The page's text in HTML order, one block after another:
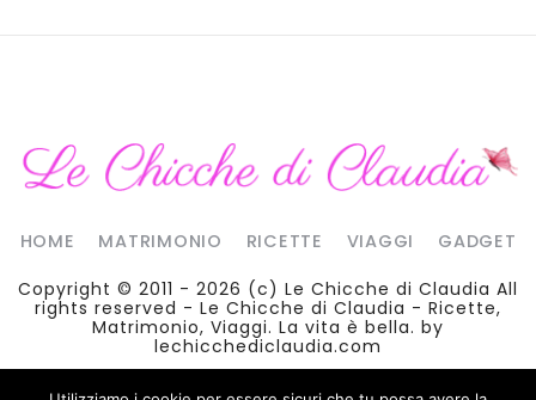
HOME MATRIMONIO RICETTE VIAGGI
GADGET
Copyright © 2011 - 2026 (c) Le Chicche di Claudia All
rights reserved - Le Chicche di Claudia - Ricette,
Matrimonio, Viaggi. La vita è bella. by
lechicchediclaudia.com